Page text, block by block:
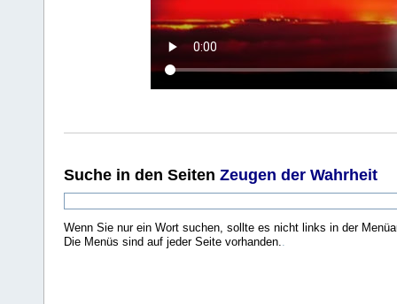
Suche in den Seiten Zeugen der Wahrheit
Wenn Sie nur ein Wort suchen, sollte es nicht links in der
Die Menüs sind auf jeder Seite vorhanden..